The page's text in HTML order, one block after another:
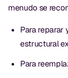
menudo se
Para reparar
estructural
Para